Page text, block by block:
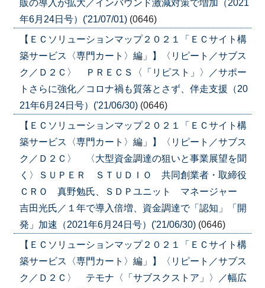
販の導入が拡大／インバウンド激減対策で増加（2021
年6月24日号）('21/07/01) (0646)
【ＥＣソリューションマップ２０２１「ＥＣサイト構
築サービス〈専門カート〉編」】〈リピート／サブス
ク／Ｄ２Ｃ〉 ＰＲＥＣＳ〈「リピスト」〉／サポー
トさらに強化／コロナ禍も質落とさず、伴走支援（20
21年6月24日号）('21/06/30) (0646)
【ＥＣソリューションマップ２０２１「ＥＣサイト構
築サービス〈専門カート〉編」】〈リピート／サブス
ク／Ｄ２Ｃ〉 〈大型資金調達の狙いと事業展望を聞
く〉ＳＵＰＥＲ ＳＴＵＤＩＯ 共同創業者・取締役
ＣＲＯ 真野勉氏、ＳＤＰユニット マネージャー
吉田光氏／１年で導入倍増、資金調達で「認知」「開
発」加速（2021年6月24日号）('21/06/30) (0646)
【ＥＣソリューションマップ２０２１「ＥＣサイト構
築サービス〈専門カート〉編」】〈リピート／サブス
ク／Ｄ２Ｃ〉 テモナ〈「サブスクストア」〉／幅広